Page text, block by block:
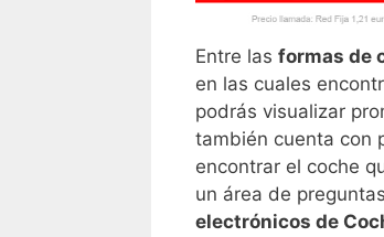
Entre las formas de
en las cuales
podrás visualizar
también cuenta con
encontrar el coche
un área de
electrónicos de